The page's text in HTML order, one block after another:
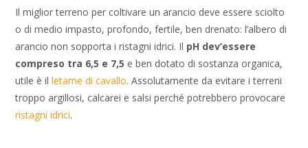
Il miglior terreno per coltivare un arancio deve essere sciolto
o di medio impasto, profondo, fertile, ben drenato: l’albero di
arancio non sopporta i ristagni idrici. Il pH dev’essere
compreso tra 6,5 e 7,5 e ben dotato di sostanza organica,
utile è illetame di cavallo. Assolutamente da evitare i terreni
troppo argillosi, calcarei e salsi perché potrebbero provocare
ristagni idrici.